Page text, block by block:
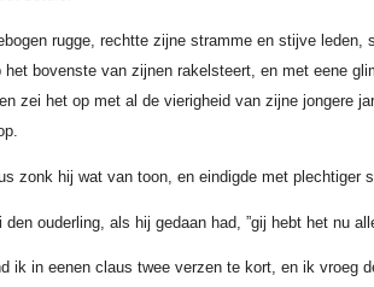
rugge, rechtte zijne stramme en stijve leden,
bovenste van zijnen rakelsteert, en met eene
zei het op met al de vierigheid van zijne jongere
zonk hij wat van toon, en eindigde met plechtiger
den ouderling, als hij gedaan had, ”gij hebt het nu
ik in eenen claus twee verzen te kort, en ik vroeg